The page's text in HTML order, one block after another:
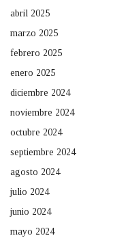
abril 2025
marzo 2025
febrero 2025
enero 2025
diciembre 2024
noviembre 2024
octubre 2024
septiembre 2024
agosto 2024
julio 2024
junio 2024
mayo 2024